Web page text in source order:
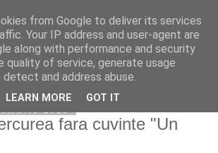
fara cuvinte "Un
from Google to deliver its services
Your IP address and user-agent are
along with performance and security
quality of service, generate usage
and address abuse.
LEARN MORE GOT IT